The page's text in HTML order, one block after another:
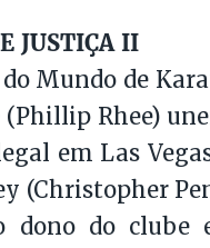
JUSTIÇA II
do Mundo de
(Phillip Rhee)
em Las
(Christopher
dono do clube